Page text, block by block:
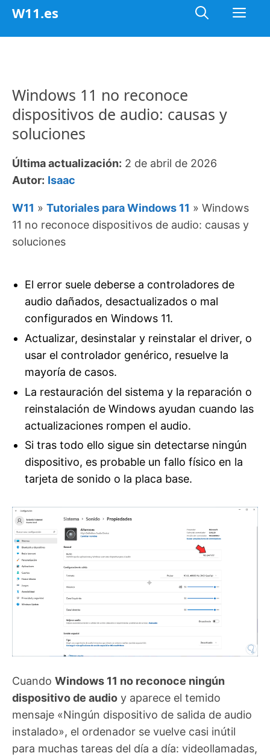
Saltar
W11.es
Windows 11 no reconoce
dispositivos de audio: causas y
soluciones
Última actualización: 2 de abril de 2026
Autor: Isaac
W11 » Tutoriales para Windows 11 » Windows
11 no reconoce dispositivos de audio: causas y
soluciones
El error suele deberse a controladores de
audio dañados, desactualizados o mal
configurados en Windows 11.
Actualizar, desinstalar y reinstalar el driver, o
usar el controlador genérico, resuelve la
mayoría de casos.
La restauración del sistema y la reparación o
reinstalación de Windows ayudan cuando las
actualizaciones rompen el audio.
Si tras todo ello sigue sin detectarse ningún
dispositivo, es probable un fallo físico en la
tarjeta de sonido o la placa base.
Cuando Windows 11 no reconoce ningún
dispositivo de audio y aparece el temido
mensaje «Ningún dispositivo de salida de audio
instalado», el ordenador se vuelve casi inútil
para muchas tareas del día a día: videollamadas,